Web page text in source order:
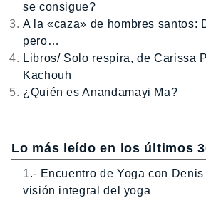
se consigue?
A la «caza» de hombres santos:
pero…
Libros/ Solo respira, de Carissa
Kachouh
¿Quién es Anandamayi Ma?
Lo más leído en los últimos
1.- Encuentro de Yoga con
visión integral del yoga